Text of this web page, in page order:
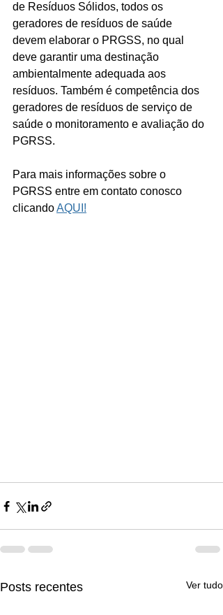
de Resíduos Sólidos, todos os
geradores de resíduos de saúde
devem elaborar o PRGSS, no qual
deve garantir uma destinação
ambientalmente adequada aos
resíduos. Também é competência dos
geradores de resíduos de serviço de
saúde o monitoramento e avaliação do
PGRSS.
Para mais informações sobre o
PGRSS entre em contato conosco
clicando AQUI!
Posts recentes Ver tudo